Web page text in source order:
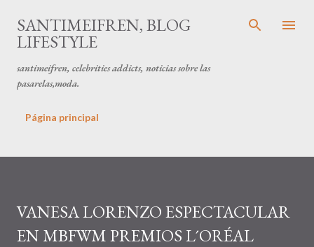
Ir al contenido principal
SANTIMEIFREN, BLOG
LIFESTYLE
santimeifren, celebrities addicts, noticias sobre las
pasarelas,moda.
Página principal
VANESA LORENZO ESPECTACULAR
EN MBFWM PREMIOS L´ORÉAL